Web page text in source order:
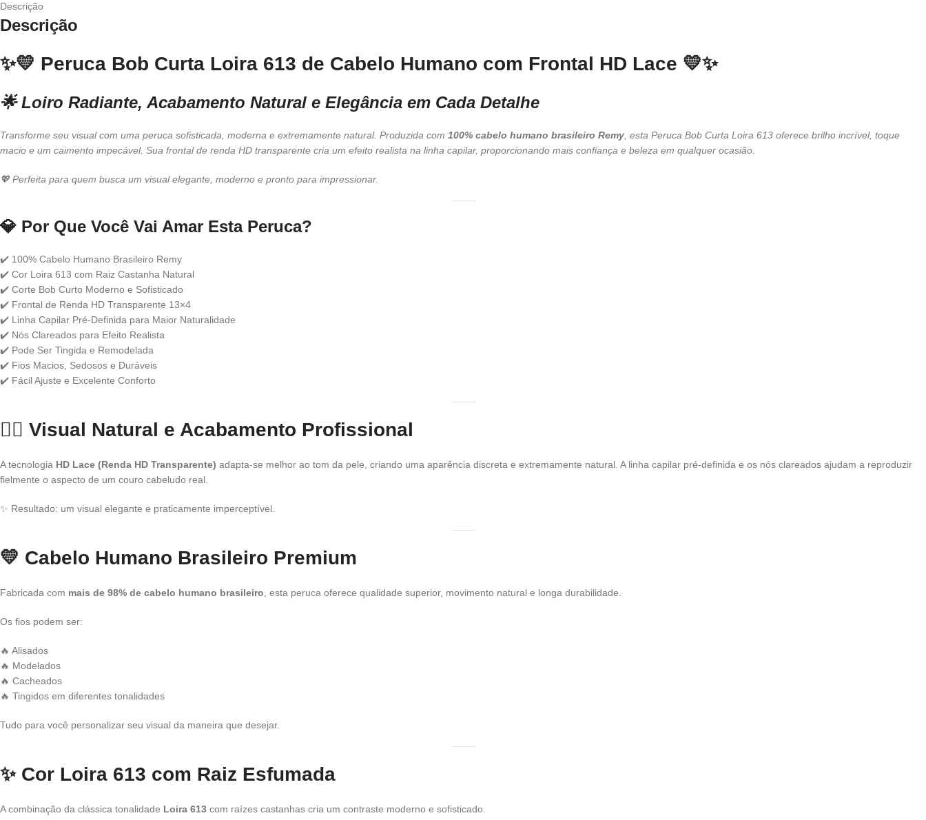
Frontal
HD
–
Torres
Descrição
Descrição
✨💛 Peruca Bob Curta Loira 613 de Cabelo Humano com Frontal HD Lace 💛✨
🌟Loiro Radiante, Acabamento Natural e Elegância em Cada Detalhe
Transforme seu visual com uma peruca sofisticada, moderna e extremamente natural. Produzida com 100% cabelo humano brasileiro Remy, esta Peruca Bob Curta Loira 613 oferece brilho incrível, toque
macio e um caimento impecável. Sua frontal de renda HD transparente cria um efeito realista na linha capilar, proporcionando mais confiança e beleza em qualquer ocasião.
💖 Perfeita para quem busca um visual elegante, moderno e pronto para impressionar.
💎 Por Que Você Vai Amar Esta Peruca?
✔️ 100% Cabelo Humano Brasileiro Remy
✔️ Cor Loira 613 com Raiz Castanha Natural
✔️ Corte Bob Curto Moderno e Sofisticado
✔️ Frontal de Renda HD Transparente 13×4
✔️ Linha Capilar Pré-Definida para Maior Naturalidade
✔️ Nós Clareados para Efeito Realista
✔️ Pode Ser Tingida e Remodelada
✔️ Fios Macios, Sedosos e Duráveis
✔️ Fácil Ajuste e Excelente Conforto
💇‍♀️ Visual Natural e Acabamento Profissional
A tecnologia HD Lace (Renda HD Transparente) adapta-se melhor ao tom da pele, criando uma aparência discreta e extremamente natural. A linha capilar pré-definida e os nós clareados ajudam a reproduzir
fielmente o aspecto de um couro cabeludo real.
✨ Resultado: um visual elegante e praticamente imperceptível.
💛 Cabelo Humano Brasileiro Premium
Fabricada com mais de 98% de cabelo humano brasileiro, esta peruca oferece qualidade superior, movimento natural e longa durabilidade.
Os fios podem ser:
🔥 Alisados
🔥 Modelados
🔥 Cacheados
🔥 Tingidos em diferentes tonalidades
Tudo para você personalizar seu visual da maneira que desejar.
✨ Cor Loira 613 com Raiz Esfumada
A combinação da clássica tonalidade Loira 613 com raízes castanhas cria um contraste moderno e sofisticado.